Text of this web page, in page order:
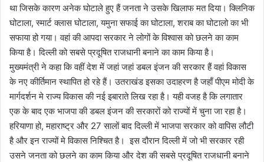
था जिसके कारण अनेक घोटाले हुए हैं जनता ने उसके खिलाफ मत दिया। क्लिनिक
घोटाला, स्मार्ट क्लास घोटाला, यमुना सफाई का घोटाला, शराब का घोटालो का भी
सफाया हो गया। वहां की आपदा सरकार ने लोगों के विश्वास को छलने का काम
किया है। दिल्ली को सबसे प्रदूषित राजधानी बनाने का काम किया है।
मुख्यमंत्री ने कहा कि वहीं देश में जहां जहां डबल इंजन की सरकार हैं वहां विकास
के नए कीर्तिमान स्थापित हो रहे हैं। उतराखंड इसका उदाहरण है जहाँ पीएम मोदी के
मार्गदर्शन मे राज्य विकास की नई इबाराते लिख रहा है। यही वजह है कि लगातार
एक के बाद एक भाजपा की डबल इंजन की सरकारों को राज्यों में चुना जा रहा है।
हरियाणा हो, महाराष्ट्र और 27 सालों बाद दिल्ली में भाजपा सरकार को वापिस लौटी
है और इन राज्यों मे विकास निश्चित है। इस दौरान दिल्ली में जो भी सरकार रही
उसने जनता को छलने का काम किया और देश की सबसे प्रदूषित राजधानी बनाने